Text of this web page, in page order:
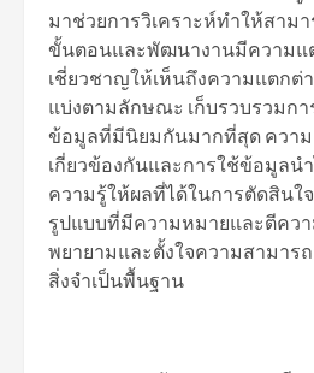
มาช่วยการวิเคราะห์ทำให้สาม
ขั้นตอนและพัฒนางานมีความแ
เชี่ยวชาญให้เห็นถึงความแตกต่
แบ่งตามลักษณะ เก็บรวบรวมกา
ข้อมูลที่มีนิยมกันมากที่สุด ความ
เกี่ยวข้องกันและการใช้ข้อมูลน
ความรู้ให้ผลที่ได้ในการตัดสินใ
รูปแบบที่มีความหมายและตีคว
พยายามและตั้งใจความสามาร
สิ่งจำเป็นพื้นฐาน